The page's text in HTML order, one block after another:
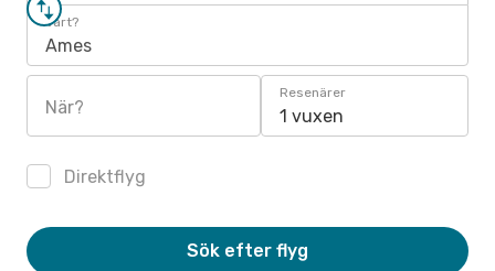
Vart?
Ames
När?
Resenärer
1 vuxen
Direktflyg
Sök efter flyg